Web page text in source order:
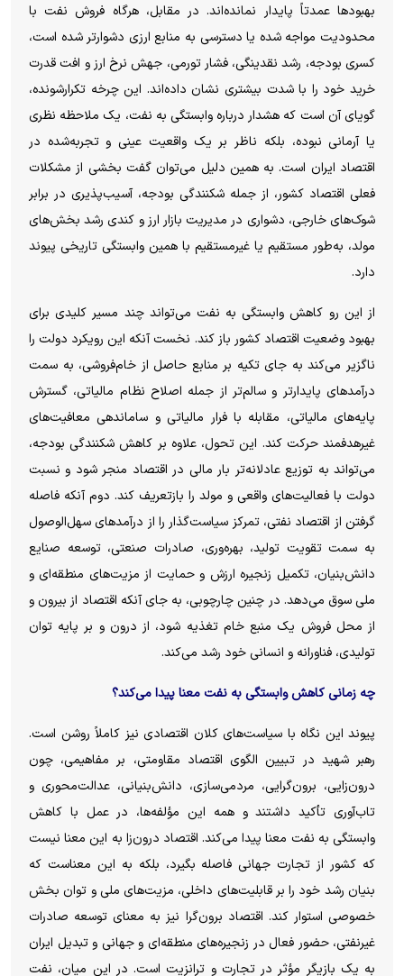
بهبود‌ها عمدتاً پایدار نمانده‌اند. در مقابل، هرگاه فروش نفت با
محدودیت مواجه شده یا دسترسی به منابع ارزی دشوارتر شده است،
کسری بودجه، رشد نقدینگی، فشار تورمی، جهش نرخ ارز و افت قدرت
خرید خود را با شدت بیشتری نشان داده‌اند. این چرخه تکرارشونده،
گویای آن است که هشدار درباره وابستگی به نفت، یک ملاحظه نظری
یا آرمانی نبوده، بلکه ناظر بر یک واقعیت عینی و تجربه‌شده در
اقتصاد ایران است. به همین دلیل می‌توان گفت بخشی از مشکلات
فعلی اقتصاد کشور، از جمله شکنندگی بودجه، آسیب‌پذیری در برابر
شوک‌های خارجی، دشواری در مدیریت بازار ارز و کندی رشد بخش‌های
مولد، به‌طور مستقیم یا غیرمستقیم با همین وابستگی تاریخی پیوند
دارد.
از این رو کاهش وابستگی به نفت می‌تواند چند مسیر کلیدی برای
بهبود وضعیت اقتصاد کشور باز کند. نخست آنکه این رویکرد دولت را
ناگزیر می‌کند به جای تکیه بر منابع حاصل از خام‌فروشی، به سمت
درآمد‌های پایدارتر و سالم‌تر از جمله اصلاح نظام مالیاتی، گسترش
پایه‌های مالیاتی، مقابله با فرار مالیاتی و ساماندهی معافیت‌های
غیرهدفمند حرکت کند. این تحول، علاوه بر کاهش شکنندگی بودجه،
می‌تواند به توزیع عادلانه‌تر بار مالی در اقتصاد منجر شود و نسبت
دولت با فعالیت‌های واقعی و مولد را بازتعریف کند. دوم آنکه فاصله
گرفتن از اقتصاد نفتی، تمرکز سیاست‌گذار را از درآمد‌های سهل‌الوصول
به سمت تقویت تولید، بهره‌وری، صادرات صنعتی، توسعه صنایع
دانش‌بنیان، تکمیل زنجیره ارزش و حمایت از مزیت‌های منطقه‌ای و
ملی سوق می‌دهد. در چنین چارچوبی، به جای آنکه اقتصاد از بیرون و
از محل فروش یک منبع خام تغذیه شود، از درون و بر پایه توان
تولیدی، فناورانه و انسانی خود رشد می‌کند.
چه زمانی کاهش وابستگی به نفت معنا پیدا می‌کند؟
پیوند این نگاه با سیاست‌های کلان اقتصادی نیز کاملاً روشن است.
رهبر شهید در تبیین الگوی اقتصاد مقاومتی، بر مفاهیمی، چون
درون‌زایی، برون‌گرایی، مردمی‌سازی، دانش‌بنیانی، عدالت‌محوری و
تاب‌آوری تأکید داشتند و همه این مؤلفه‌ها، در عمل با کاهش
وابستگی به نفت معنا پیدا می‌کند. اقتصاد درون‌زا به این معنا نیست
که کشور از تجارت جهانی فاصله بگیرد، بلکه به این معناست که
بنیان رشد خود را بر قابلیت‌های داخلی، مزیت‌های ملی و توان بخش
خصوصی استوار کند. اقتصاد برون‌گرا نیز به معنای توسعه صادرات
غیرنفتی، حضور فعال در زنجیره‌های منطقه‌ای و جهانی و تبدیل ایران
به یک بازیگر مؤثر در تجارت و ترانزیت است. در این میان، نفت